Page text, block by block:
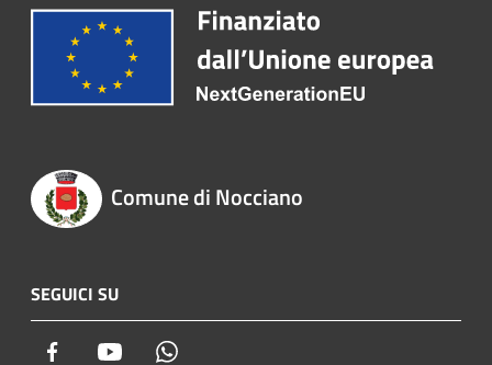
Comune di Nocciano
SEGUICI SU
Facebook Youtube